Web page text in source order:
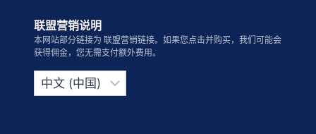
联盟营销说明
本网站部分链接为 联盟营销链接。如果您点击并购买，我们可能会
获得佣金，您无需支付额外费用。
择
语